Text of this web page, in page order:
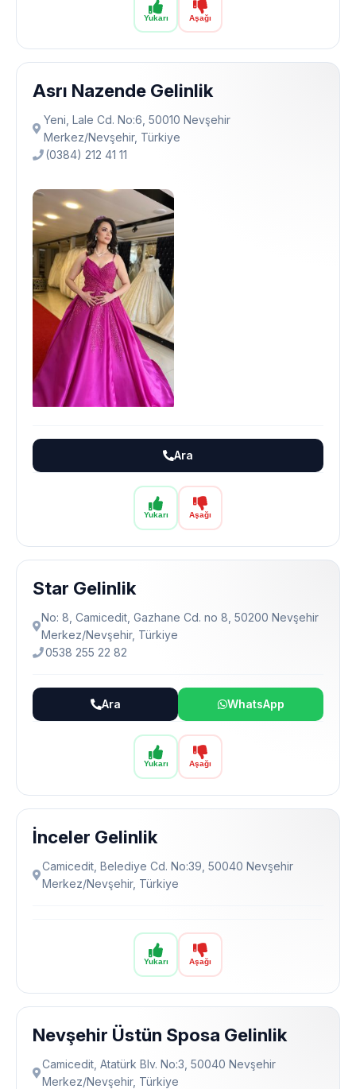
Yukarı Aşağı
Yukarı Aşağı
Asrı Nazende Gelinlik
Yeni, Lale Cd. No:6, 50010 Nevşehir
Merkez/Nevşehir, Türkiye
(0384) 212 41 11
Ara
Yukarı Aşağı
Star Gelinlik
No: 8, Camicedit, Gazhane Cd. no 8, 50200 Nevşehir
Merkez/Nevşehir, Türkiye
0538 255 22 82
Ara WhatsApp
Yukarı Aşağı
İnceler Gelinlik
Camicedit, Belediye Cd. No:39, 50040 Nevşehir
Merkez/Nevşehir, Türkiye
Nevşehir Üstün Sposa Gelinlik
Camicedit, Atatürk Blv. No:3, 50040 Nevşehir
Merkez/Nevşehir, Türkiye